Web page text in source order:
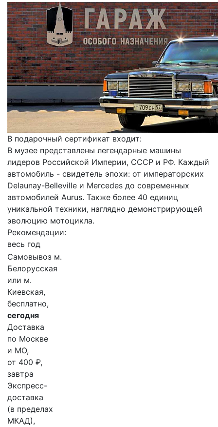
В подарочный сертификат входит:
В музее представлены легендарные машины
лидеров Российской Империи, СССР и РФ. Каждый
автомобиль - свидетель эпохи: от императорских
Delaunay-Belleville и Mercedes до современных
автомобилей Aurus. Также более 40 единиц
уникальной техники, наглядно демонстрирующей
эволюцию мотоцикла.
Рекомендации:
весь год
Самовывоз м.
Белорусская
или м.
Киевская,
бесплатно,
сегодня
Доставка
по Москве
и МО,
от 400 ₽,
завтра
Экспресс-
доставка
(в пределах
МКАД),